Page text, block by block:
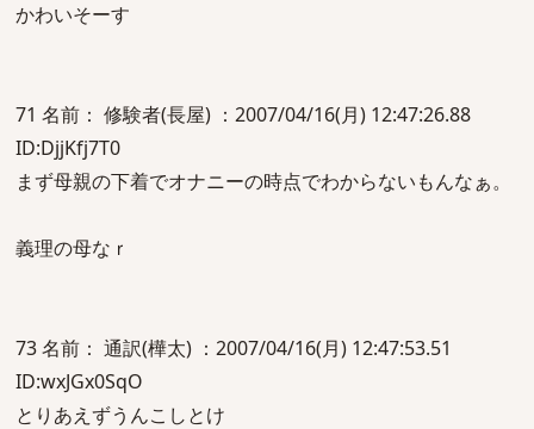
かわいそーす
71 名前： 修験者(長屋) ：2007/04/16(月) 12:47:26.88
ID:DjjKfj7T0
まず母親の下着でオナニーの時点でわからないもんなぁ。
義理の母なｒ
73 名前： 通訳(樺太) ：2007/04/16(月) 12:47:53.51
ID:wxJGx0SqO
とりあえずうんこしとけ